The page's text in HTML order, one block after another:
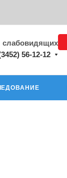
слабовидящих
56-12-12